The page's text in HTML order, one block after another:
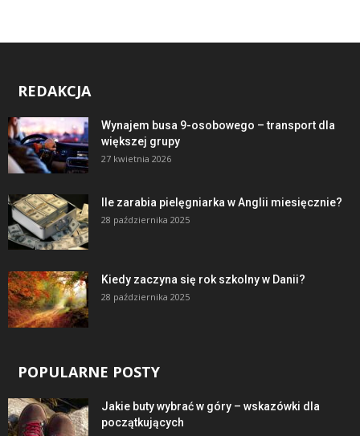
REDAKCJA
Wynajem busa 9-osobowego – transport dla
większej grupy
27 kwietnia 2026
Ile zarabia pielęgniarka w Anglii miesięcznie?
28 października 2025
Kiedy zaczyna się rok szkolny w Danii?
28 października 2025
POPULARNE POSTY
Jakie buty wybrać w góry – wskazówki dla
początkujących